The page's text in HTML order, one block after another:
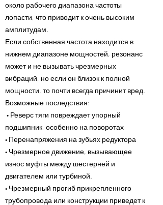
около рабочего диапазона частоты
лопасти, что приводит к очень высоким
амплитудам.
Если собственная частота находится в
нижнем диапазоне мощностей, резонанс
может и не вызывать чрезмерных
вибраций, но если он близок к полной
мощности, то почти всегда причинит вред.
Возможные последствия:
• Реверс тяги повреждает упорный
подшипник, особенно на поворотах
• Перенапряжения на зубьях редуктора
• Чрезмерное движение, вызывающее
износ муфты между шестерней и
двигателем или турбиной.
• Чрезмерный прогиб прикрепленного
трубопровода или конструкции приведет к